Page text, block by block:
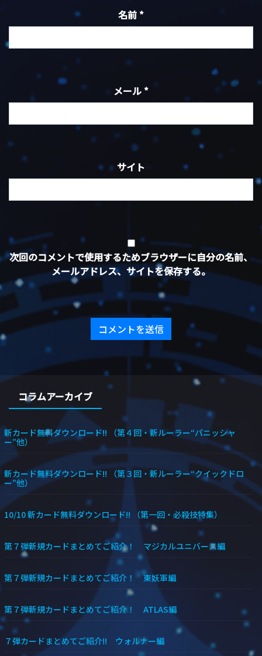
名前 *
メール *
サイト
次回のコメントで使用するためブラウザーに自分の名前、
メールアドレス、サイトを保存する。
コラムアーカイブ
新カード無料ダウンロード!! （第４回・新ルーラー“パニッシャ
ー”他）
新カード無料ダウンロード!! （第３回・新ルーラー“クイックドロ
ー”他）
10/10 新カード無料ダウンロード!! （第一回・必殺技特集）
第７弾新規カードまとめてご紹介！ マジカルユニバース編
第７弾新規カードまとめてご紹介！ 東妖軍編
第７弾新規カードまとめてご紹介！ ATLAS編
７弾カードまとめてご紹介!! ウォルナー編